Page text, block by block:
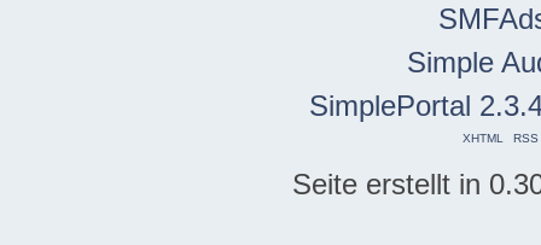
Simple
SimplePortal
XHTML RSS
Seite erstellt in